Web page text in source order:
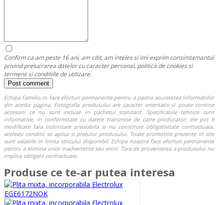
Confirm ca am peste 16 ani, am citit, am inteles si imi exprim consimtamantul
privind prelucrarea datelor cu caracter personal, politica de cookies si
termenii si conditiile de utilizare.
Echipa Familio.ro face eforturi permanente pentru a pastra acuratetea informatiilor
din acesta pagina. Fotografia produsului are caracter orientativ si poate contine
accesorii ce nu sunt incluse in pachetul standard. Specificatiile tehnice sunt
informative, in conformitate cu datele transmise de catre producator; ele pot fi
modificate fara instiintare prealabila si nu constituie obligativitate contractuala,
aceleasi conditii se aplica si pretului produsului. Toate promotiile prezente in site
sunt valabile in limita stocului disponibil. Echipa noastra face eforturi permanente
pentru a elimina orice inadvertente sau erori. Tara de provenienta a produsului nu
implica obligatii contractuale.
Produse ce te-ar putea interesa